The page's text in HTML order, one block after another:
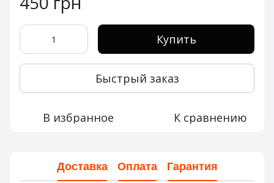
Купить
Быстрый заказ
В избранное К сравнению
Доставка Оплата Гарантия